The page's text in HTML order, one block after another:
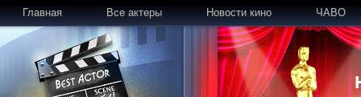
Главная Все актеры Новости кино ЧАВО